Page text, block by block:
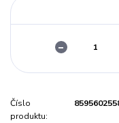
Číslo
produktu: